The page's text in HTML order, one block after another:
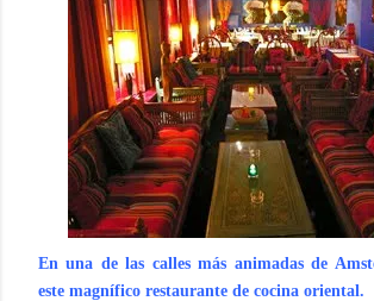
En una de las calles más animadas de
este magnífico restaurante de cocina oriental.